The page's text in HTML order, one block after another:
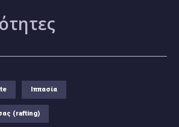
Ιππασία
(rafting)